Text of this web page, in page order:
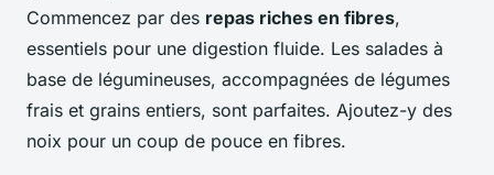
Commencez par des repas riches en fibres,
essentiels pour une digestion fluide. Les salades à
base de légumineuses, accompagnées de légumes
frais et grains entiers, sont parfaites. Ajoutez-y des
noix pour un coup de pouce en fibres.